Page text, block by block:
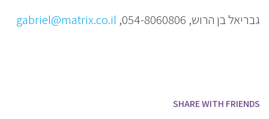
גבריאל בן הרוש, 054-8060806,
gabriel@matrix.co.il
SHARE WITH FRIENDS